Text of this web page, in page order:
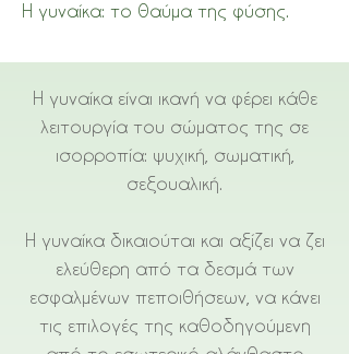
Η γυναίκα: το θαύμα της φύσης.
Η γυναίκα είναι ικανή να φέρει κάθε
λειτουργία του σώματος της σε
ισορροπία: ψυχική, σωματική,
σεξουαλική.
Η γυναίκα δικαιούται και αξίζει να ζει
ελεύθερη από τα δεσμά των
εσφαλμένων πεποιθήσεων, να κάνει
τις επιλογές της καθοδηγούμενη